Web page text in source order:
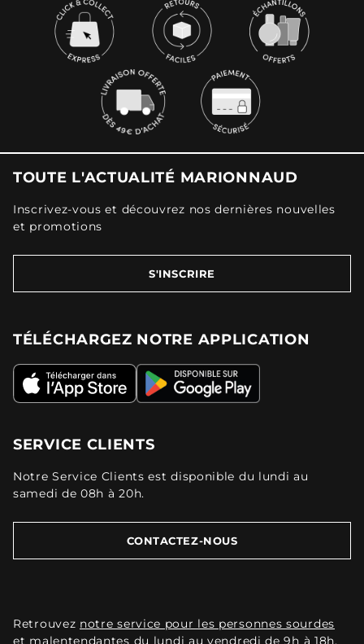
TOUTE L'ACTUALITÉ MARIONNAUD
Inscrivez-vous et découvrez nos dernières nouvelles
et promotions
S'INSCRIRE
TÉLÉCHARGEZ NOTRE APPLICATION
SERVICE CLIENTS
Notre Service Clients est disponible du lundi au
samedi de 08h à 20h.
CONTACTEZ-NOUS
Retrouvez notre service pour les personnes sourdes
et malentendantes du lundi au vendredi de 9h à 18h.